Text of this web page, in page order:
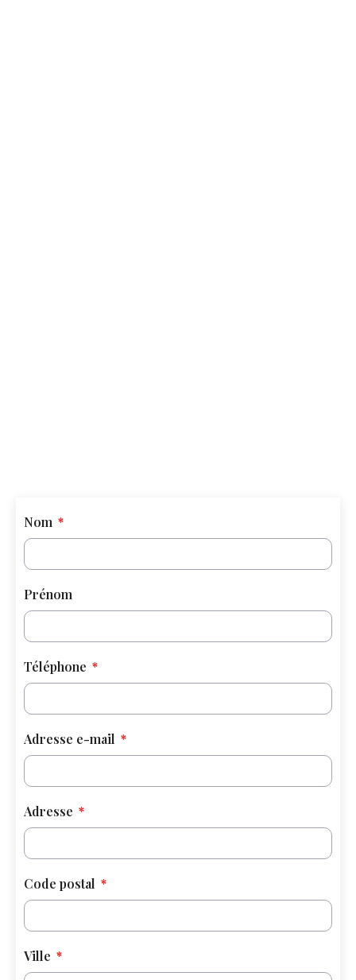
Nom
Prénom
Téléphone
Adresse e-mail
Adresse
Code postal
Ville